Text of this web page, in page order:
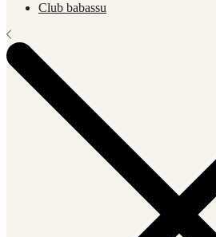
Club babassu